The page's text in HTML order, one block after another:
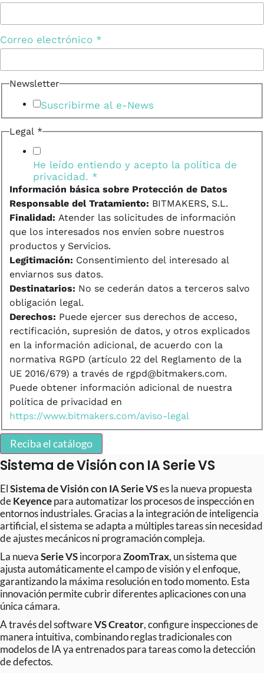
Correo electrónico *
Newsletter
Suscribirme al e-News
Legal *
He leído entiendo y acepto la política de
privacidad. *
Información básica sobre Protección de Datos
Responsable del Tratamiento: BITMAKERS, S.L.
Finalidad: Atender las solicitudes de información
que los interesados nos envíen sobre nuestros
productos y Servicios.
Legitimación: Consentimiento del interesado al
enviarnos sus datos.
Destinatarios: No se cederán datos a terceros salvo
obligación legal.
Derechos: Puede ejercer sus derechos de acceso,
rectificación, supresión de datos, y otros explicados
en la información adicional, de acuerdo con la
normativa RGPD (artículo 22 del Reglamento de la
UE 2016/679) a través de rgpd@bitmakers.com.
Puede obtener información adicional de nuestra
política de privacidad en
https://www.bitmakers.com/aviso-legal
Reciba el catálogo
Sistema de Visión con IA Serie VS
ElSistema de Visión con IA Serie VSes la nueva propuesta
deKeyencepara automatizar los procesos de inspección en
entornos industriales. Gracias a la integración de inteligencia
artificial, el sistema se adapta a múltiples tareas sin necesidad
de ajustes mecánicos ni programación compleja.
La nuevaSerie VSincorporaZoomTrax, un sistema que
ajusta automáticamente el campo de visión y el enfoque,
garantizando la máxima resolución en todo momento. Esta
innovación permite cubrir diferentes aplicaciones con una
única cámara.
A través del softwareVS Creator, configure inspecciones de
manera intuitiva, combinando reglas tradicionales con
modelos de IA ya entrenados para tareas como la detección
de defectos.